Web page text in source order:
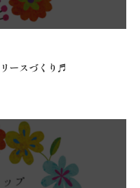
ースづくり♬